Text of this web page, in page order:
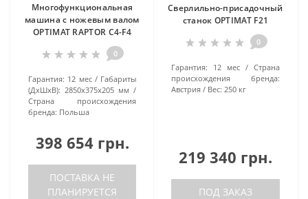
Многофункциональная
машина с ножевым валом
OPTIMAT RAPTOR C4-F4
0
Гарантия: 12 мес
Габариты
(ДхШхВ): 2850х375х205 мм
Страна происхождения
бренда: Польша
398 654 грн.
ПОСТАВКА НЕ
ПЛАНИРУЕТСЯ
Сверлильно-присадочный
станок OPTIMAT F21
0
Гарантия: 12 мес
Страна
происхождения бренда:
Австрия
Вес: 250 кг
219 340 грн.
ПОД ЗАКАЗ